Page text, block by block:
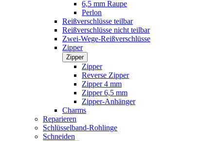
6,5 mm Raupe
Perlon
Reißverschlüsse teilbar
Reißverschlüsse nicht teilbar
Zwei-Wege-Reißverschlüsse
Zipper
Zipper
Zipper
Reverse Zipper
Zipper 4 mm
Zipper 6,5 mm
Zipper-Anhänger
Charms
Reparieren
Schlüsselband-Rohlinge
Schneiden